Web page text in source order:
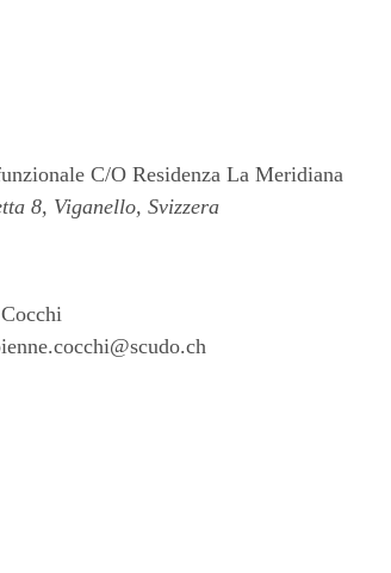
C/O Residenza La Meridiana
8, Viganello, Svizzera